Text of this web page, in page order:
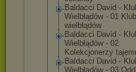
Baldacci David -
Wielbłądów - 01 Klub
wielbłądów
Baldacci David -
Wielbłądów - 02
Kolekcjonerzy
Baldacci David -
Wielbłądów - 03